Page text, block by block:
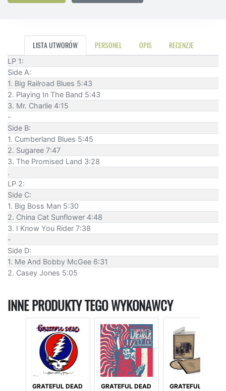
LISTA UTWORÓW PERSONEL OPIS RECENZJE
LP 1:
Side A:
1. Big Railroad Blues 5:43
2. Playing In The Band 5:43
3. Mr. Charlie 4:15
-
Side B:
1. Cumberland Blues 5:45
2. Sugaree 7:47
3. The Promised Land 3:28
.
LP 2:
Side C:
1. Big Boss Man 5:30
2. China Cat Sunflower 4:48
3. I Know You Rider 7:38
-
Side D:
1. Me And Bobby McGee 6:31
2. Casey Jones 5:05
INNE PRODUKTY TEGO WYKONAWCY
GRATEFUL DEAD
GRATEFUL DEAD
GRATEFUL DEAD